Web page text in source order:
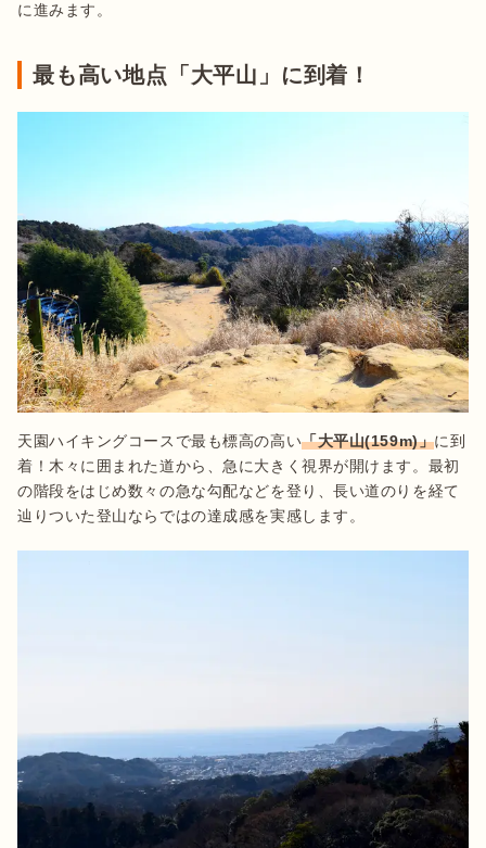
に進みます。
最も高い地点「大平山」に到着！
天園ハイキングコースで最も標高の高い「大平山(159m)」に到
着！木々に囲まれた道から、急に大きく視界が開けます。最初
の階段をはじめ数々の急な勾配などを登り、長い道のりを経て
辿りついた登山ならではの達成感を実感します。